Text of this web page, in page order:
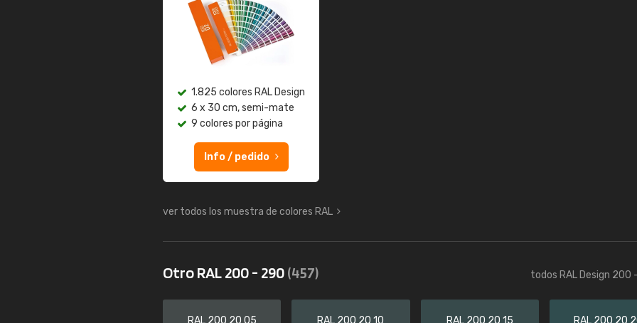
1.825 colores RAL Design
6 x 30 cm, semi-mate
9 colores por página
Info / pedido
ver todos los muestra de colores RAL
Otro RAL 200 - 290(457) todos RAL Design 200
RAL 200 20 05 RAL 200 20 10 RAL 200 20 15 RAL 200 20